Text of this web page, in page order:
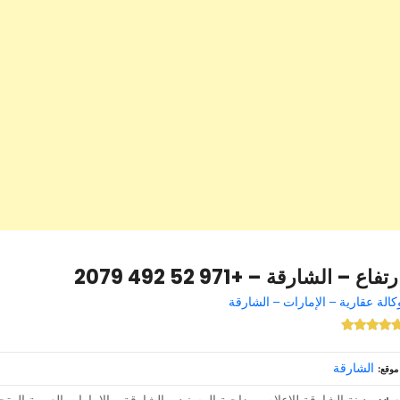
– الشارقة – +971 52 492 2079
عقارية – الإمارات – الشارقة
موقع الشارقة